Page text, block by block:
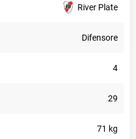
River Plate
Difensore
4
29
71 kg